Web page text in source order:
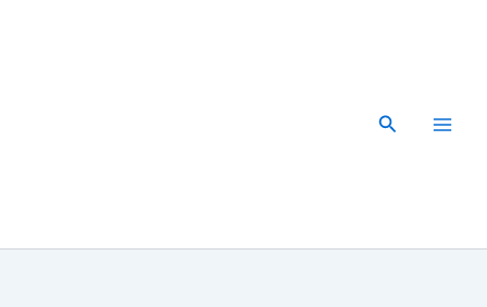
Pesquisar